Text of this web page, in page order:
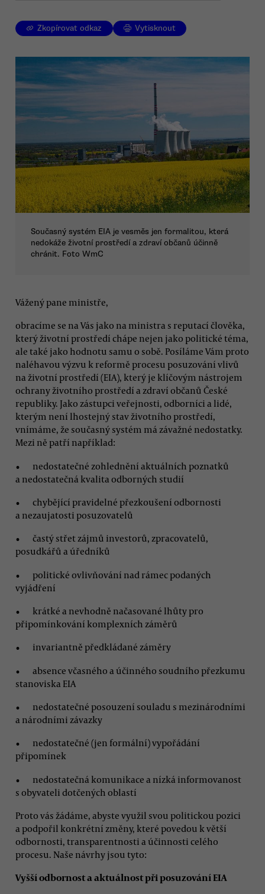
Zkopírovat odkaz Vytisknout
Současný systém EIA je vesměs jen formalitou, která
nedokáže životní prostředí a zdraví občanů účinně
chránit. Foto WmC
Vážený pane ministře,
obracíme se na Vás jako na ministra s reputací člověka,
který životní prostředí chápe nejen jako politické téma,
ale také jako hodnotu samu o sobě. Posíláme Vám proto
naléhavou výzvu k reformě procesu posuzování vlivů
na životní prostředí (EIA), který je klíčovým nástrojem
ochrany životního prostředí a zdraví občanů České
republiky. Jako zástupci veřejnosti, odborníci a lidé,
kterým není lhostejný stav životního prostředí,
vnímáme, že současný systém má závažné nedostatky.
Mezi ně patří například:
nedostatečné zohlednění aktuálních poznatků
a nedostatečná kvalita odborných studií
chybějící pravidelné přezkoušení odbornosti
a nezaujatosti posuzovatelů
častý střet zájmů investorů, zpracovatelů,
posudkářů a úředníků
politické ovlivňování nad rámec podaných
vyjádření
krátké a nevhodně načasované lhůty pro
připomínkování komplexních záměrů
invariantně předkládané záměry
absence včasného a účinného soudního přezkumu
stanoviska EIA
nedostatečné posouzení souladu s mezinárodními
a národními závazky
nedostatečné (jen formální) vypořádání
připomínek
nedostatečná komunikace a nízká informovanost
s obyvateli dotčených oblastí
Proto vás žádáme, abyste využil svou politickou pozici
a podpořil konkrétní změny, které povedou k větší
odbornosti, transparentnosti a účinnosti celého
procesu. Naše návrhy jsou tyto:
Vyšší odbornost a aktuálnost při posuzování EIA